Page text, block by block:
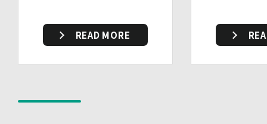
・個人データを取り扱う機器、電子媒体及び書類等の盗難
又は紛失等を防止するための措置を講じています。
・事務所内外の移動を含め、個人情報を取り扱う機器、電
データベース等の範囲を限定しています。
READ MORE